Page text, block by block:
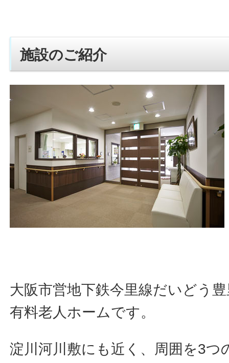
施設のご紹介
大阪市営地下鉄今里線だいどう
有料老人ホームです。
淀川河川敷にも近く、周囲を3つ